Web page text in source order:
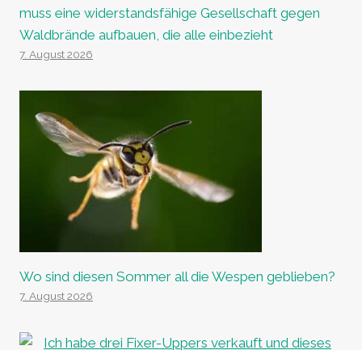
muss eine widerstandsfähige Gesellschaft gegen
Waldbrände aufbauen, die alle einbezieht
7. August 2026
Wo sind diesen Sommer all die Wespen geblieben?
7. August 2026